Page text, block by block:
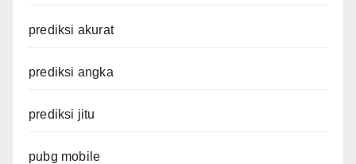
prediksi akurat
prediksi angka
prediksi jitu
pubg mobile